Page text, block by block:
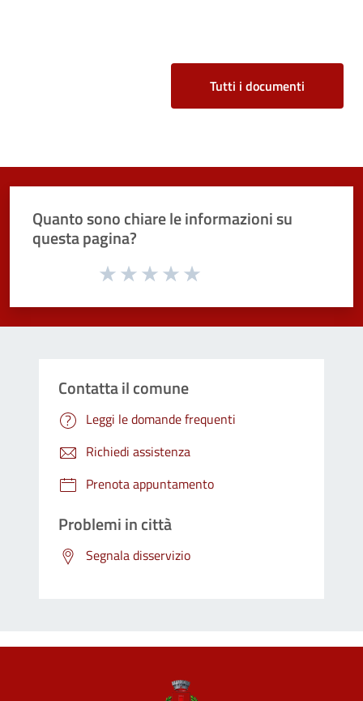
Tutti i documenti
Quanto sono chiare le informazioni su
questa pagina?
Valuta da 1 a 5 stelle la pagina
Contatta il comune
Leggi le domande frequenti
Richiedi assistenza
Prenota appuntamento
Problemi in città
Segnala disservizio